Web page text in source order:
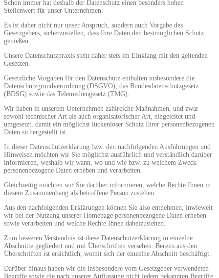
Schon immer hat deshalb der Datenschutz einen besonders hohen
Stellenwert für unser Unternehmen.
Es ist daher nicht nur unser Anspruch, sondern auch Vorgabe des
Gesetzgebers, sicherzustellen, dass Ihre Daten den bestmöglichen Schutz
genießen.
Unsere Datenschutzpraxis steht daher stets im Einklang mit den geltenden
Gesetzen.
Gesetzliche Vorgaben für den Datenschutz enthalten insbesondere die
Datenschutzgrundverordnung (DSGVO), das Bundesdatenschutzgesetz
(BDSG) sowie das Telemediengesetz (TMG).
Wir haben in unserem Unternehmen zahlreiche Maßnahmen, und zwar
sowohl technischer Art als auch organisatorischer Art, eingeleitet und
umgesetzt, damit ein möglichst lückenloser Schutz Ihrer personenbezogenen
Daten sichergestellt ist.
In dieser Datenschutzerklärung bzw. den nachfolgenden Ausführungen und
Hinweisen möchten wir Sie möglichst ausführlich und verständlich darüber
informieren, weshalb wir wann, wo und wie bzw. zu welchem Zweck
personenbezogene Daten erheben und verarbeiten.
Gleichzeitig möchten wir Sie darüber informieren, welche Rechte Ihnen in
diesem Zusammenhang als betroffene Person zustehen.
Aus den nachfolgenden Erklärungen können Sie also entnehmen, inwieweit
wir bei der Nutzung unserer Homepage personenbezogene Daten erheben
sowie verarbeiten und welche Rechte Ihnen dabeizustehen.
Zum besseren Verständnis ist diese Datenschutzerklärung in einzelne
Abschnitte gegliedert und mit Überschriften versehen. Bereits aus den
Überschriften ist ersichtlich, womit sich der einzelne Abschnitt beschäftigt.
Darüber hinaus haben wir die insbesondere vom Gesetzgeber verwendeten
Begriffe sowie die nach unserer Auffassung nicht jedem bekannten Begriffe